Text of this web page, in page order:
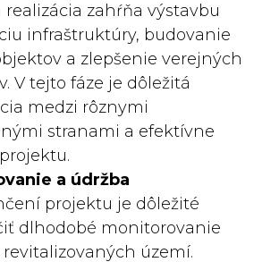
realizácia zahŕňa výstavbu
infraštruktúry, budovanie
a zlepšenie verejných
V tejto fáze je dôležitá
medzi rôznymi
stranami a efektívne
a údržba
projektu je dôležité
dlhodobé monitorovanie
území.